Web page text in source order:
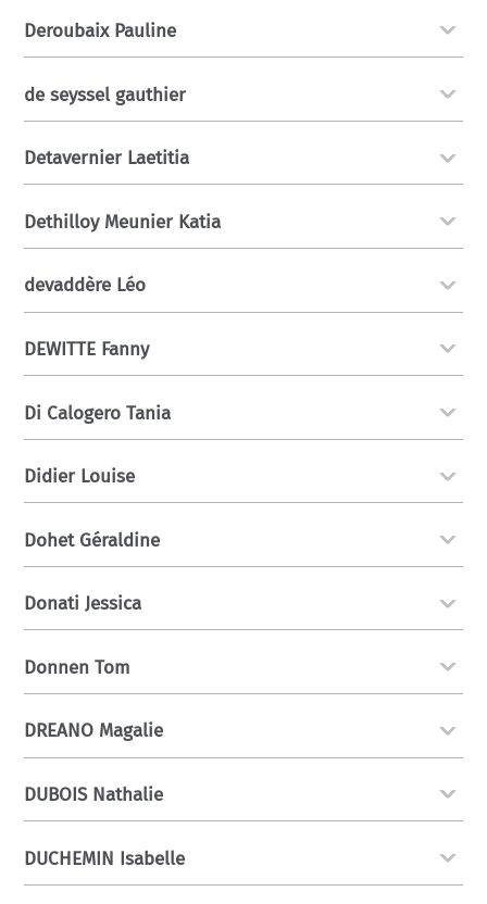
Deroubaix Pauline
de seyssel gauthier
Detavernier Laetitia
Dethilloy Meunier Katia
devaddère Léo
DEWITTE Fanny
Di Calogero Tania
Didier Louise
Dohet Géraldine
Donati Jessica
Donnen Tom
DREANO Magalie
DUBOIS Nathalie
DUCHEMIN Isabelle